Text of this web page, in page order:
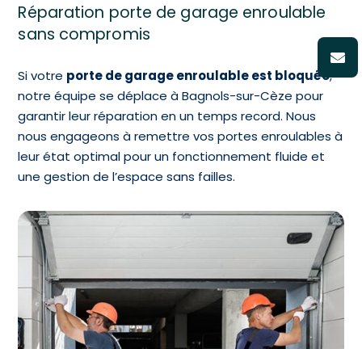
Réparation porte de garage enroulable
sans compromis
Si votre porte de garage enroulable est bloquée,
notre équipe se déplace à Bagnols-sur-Cèze pour
garantir leur réparation en un temps record. Nous
nous engageons à remettre vos portes enroulables à
leur état optimal pour un fonctionnement fluide et
une gestion de l’espace sans failles.